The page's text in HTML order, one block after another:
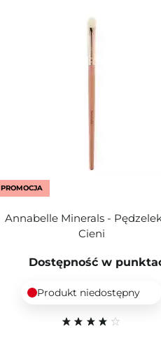
PROMOCJA
Annabelle Minerals -
Cieni
Dostępność w
Produkt niedostępny